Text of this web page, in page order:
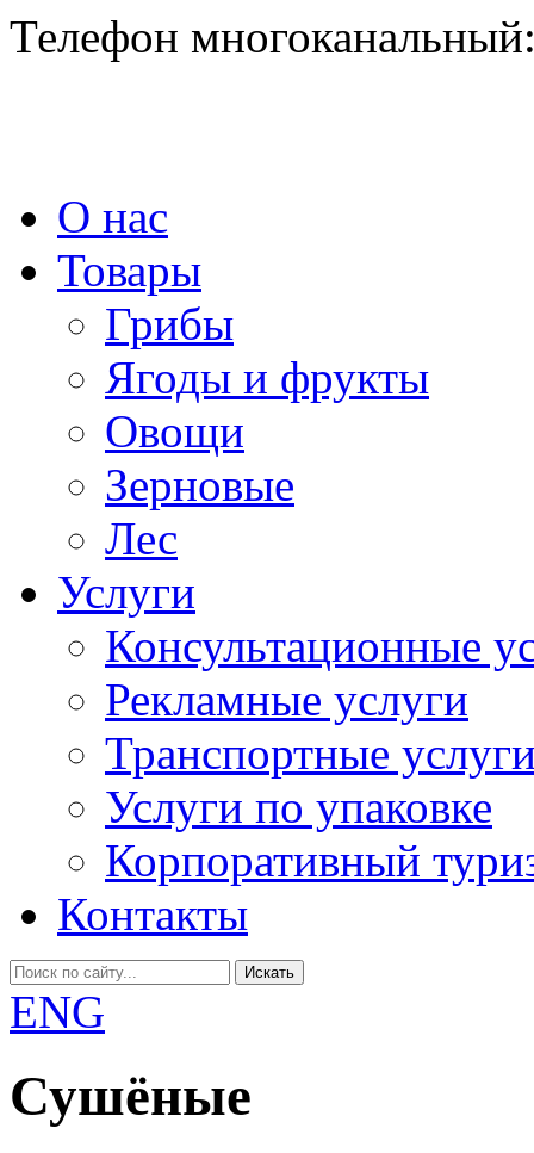
Телефон
О нас
Товары
Грибы
Ягоды и фрукты
Овощи
Зерновые
Лес
Услуги
Консультационные
Рекламные услуги
Транспортные
Услуги по упаковке
Корпоративный
Контакты
Искать
ENG
Сушёные